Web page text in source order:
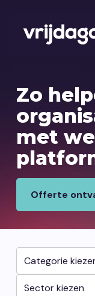
PRFT®
Cases
Over ons
Branches
Kennisbank
Vacatures
Zo
met
Offerte